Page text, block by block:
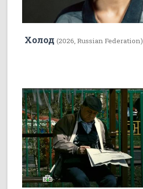
Холод (2026, Russian Federation)